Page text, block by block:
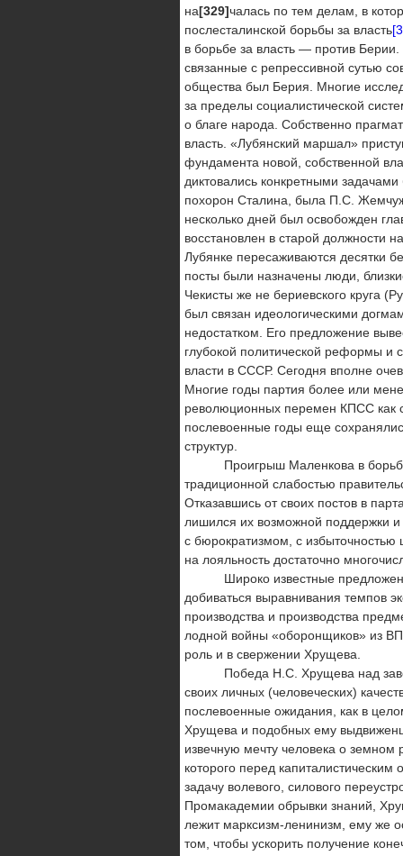
на[329]чалась по тем делам, в
послесталинской борьбы за власть
в борьбе за власть — против
связанные с репрес­сивной сутью
общества был Берия. Многие
за пределы социалистической
о благе народа. Соб­ственно
власть. «Лубянский маршал»
фундамента новой, собственной
диктовались конкретными
похорон Сталина, была П.С.
несколько дней был освобожден
восстановлен в старой долж­ности
Лубянке пересаживаются десятки
посты были назначены люди,
Чекисты же не бериевского круга
был связан идеологическими
не­достатком. Его предложение
глубокой политической реформы и
власти в СССР. Сегодня вполне
Многие годы партия более или
революционных перемен КПСС как
послевоенные годы еще
структур.
Проигрыш Маленкова в борьбе
традиционной слабостью
Отказавшись от своих постов в
лишил­ся их возможной поддержки
с бюрократизмом, с избы­точностью
на лояльность достаточно
Широко известные предложения
добиваться выравнивания темпов
производства и производства
лодной войны «оборонщиков» из
роль и в свержении Хрущева.
Победа Н.С. Хрущева над
своих личных (чело­веческих)
послевоенные ожидания, как в
Хрущева и подобных ему
извечную меч­ту человека о земном
которого перед капиталистическим
задачу волевого, силового
Промакаде­мии обрывки знаний,
лежит марксизм-ленинизм, ему же
том, чтобы ускорить получение